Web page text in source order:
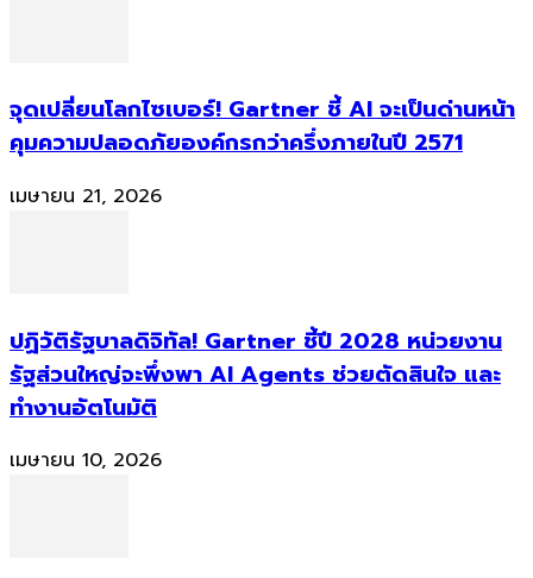
จุดเปลี่ยนโลกไซเบอร์! Gartner ชี้ AI จะเป็นด่านหน้า
คุมความปลอดภัยองค์กรกว่าครึ่งภายในปี 2571
เมษายน 21, 2026
ปฏิวัติรัฐบาลดิจิทัล! Gartner ชี้ปี 2028 หน่วยงาน
รัฐส่วนใหญ่จะพึ่งพา AI Agents ช่วยตัดสินใจ และ
ทำงานอัตโนมัติ
เมษายน 10, 2026